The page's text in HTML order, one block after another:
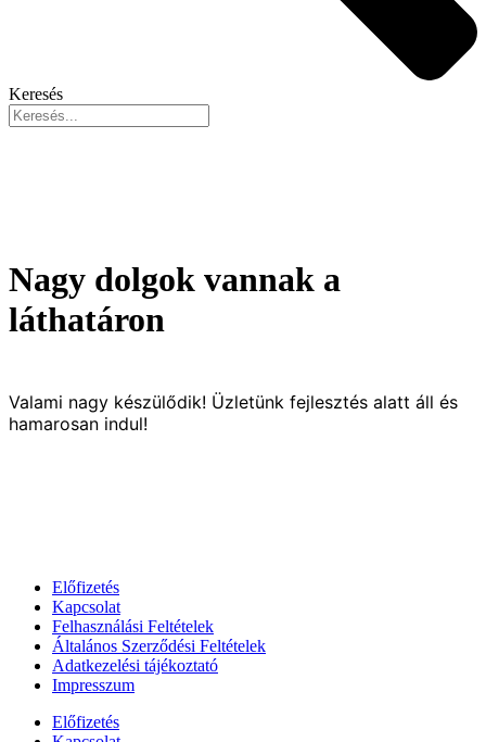
Keresés
Nagy dolgok vannak a
láthatáron
Valami nagy készülődik! Üzletünk fejlesztés alatt áll és
hamarosan indul!
Előfizetés
Kapcsolat
Felhasználási Feltételek
Általános Szerződési Feltételek
Adatkezelési tájékoztató
Impresszum
Előfizetés